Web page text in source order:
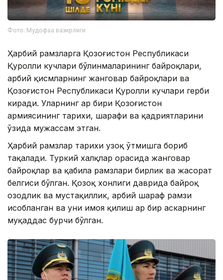
Фото: Мудофаа вазирлиги
Ҳарбий рамзларга Қозоғистон Республикаси
Қуролли кучлари бўлинмаларининг байроқлари,
ҳарбий қисмларнинг жанговар байроқлари ва
Қозоғистон Республикаси Қуролли кучлари герби
киради. Уларнинг ҳар бири Қозоғистон
армиясининг тарихи, шарафи ва қадриятларини
ўзида мужассам этган.
Ҳарбий рамзлар тарихи узоқ ўтмишга бориб
тақалади. Туркий халқлар орасида жанговар
байроқлар ва қабила рамзлари бирлик ва жасорат
белгиси бўлган. Қозоқ хонлиги даврида байроқ
озодлик ва мустақиллик, ҳарбий шараф рамзи
ҳисобланган ва уни ҳимоя қилиш ҳар бир аскарнинг
муқаддас бурчи бўлган.